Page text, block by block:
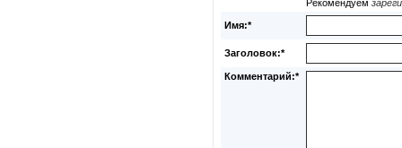
Рекомендуем
Имя:*
Заголовок:*
Комментарий:*